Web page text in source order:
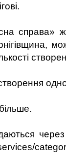
справа»